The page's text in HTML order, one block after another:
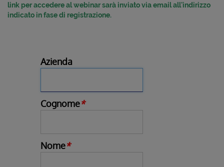
link per accedere al webinar sarà inviato via email all'indirizzo
indicato in fase di registrazione.
Azienda
Cognome*
Nome*